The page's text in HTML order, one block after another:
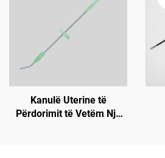
Kanulë Uterine të
Përdorimit të Vetëm Një